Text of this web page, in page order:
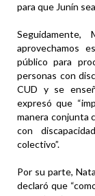
para que Junín
aprovechamos
público para
personas con
CUD y se
expresó que
manera conjunta
con
colectivo”.
Por su parte,
declaró que